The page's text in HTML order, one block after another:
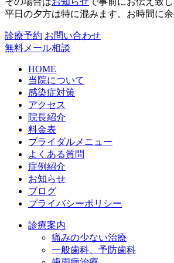
平日の夕方は特に混みます。お時間に
診療予約 お問い合わせ
無料メール相談
HOME
当院について
感染症対策
アクセス
院長紹介
料金表
ブライダルメニュー
よくある質問
症例紹介
お知らせ
ブログ
プライバシーポリシー
診療案内
痛みの少ない治療
一般歯科、予防歯科